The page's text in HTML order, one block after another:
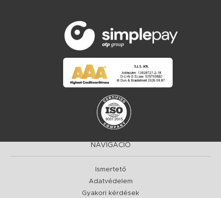
NAVIGÁCIÓ
Ismertető
Adatvédelem
Gyakori kérdések